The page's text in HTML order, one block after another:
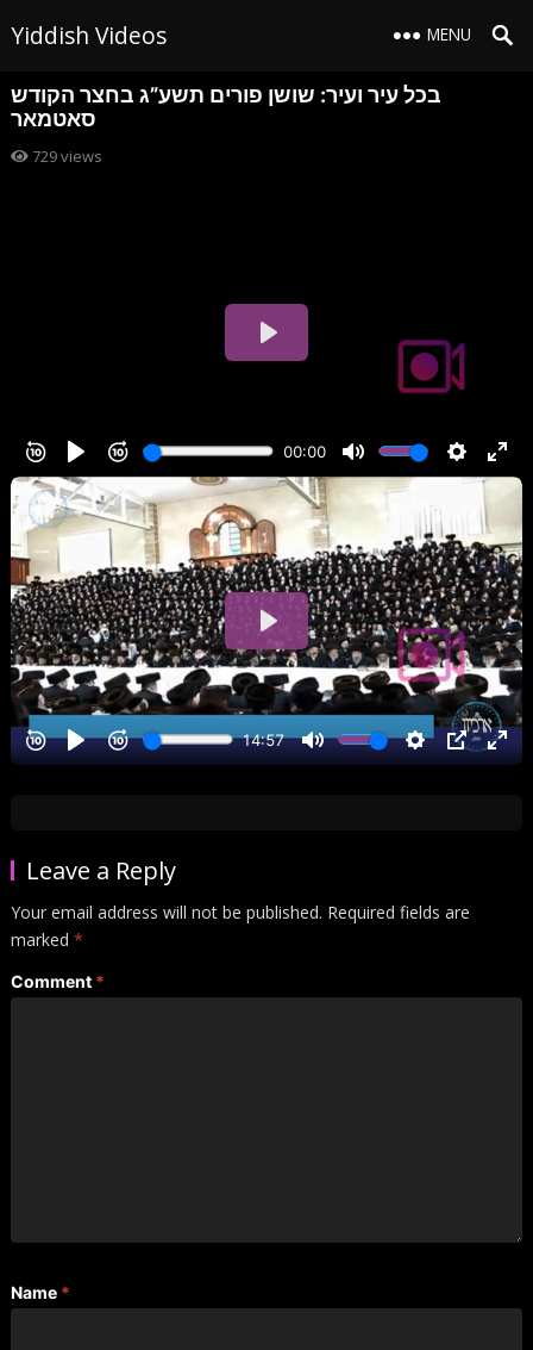
Yiddish Videos MENU
בכל עיר ועיר: שושן פורים תשע”ג בחצר הקודש
סאטמאר
729views
Leave a Reply
Your email address will not be published. Required fields are
marked *
Comment *
Name *